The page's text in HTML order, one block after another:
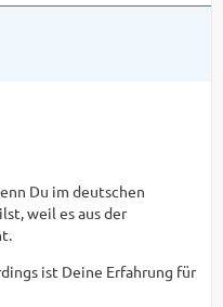
Du im deutschen
weil es aus der
ist Deine Erfahrung für